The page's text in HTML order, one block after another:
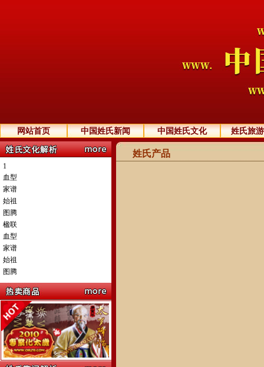
网站首页 中国姓氏新闻 中国姓氏文化 姓氏旅
1
血型
家谱
始祖
图腾
楹联
血型
家谱
始祖
图腾
姓氏产品